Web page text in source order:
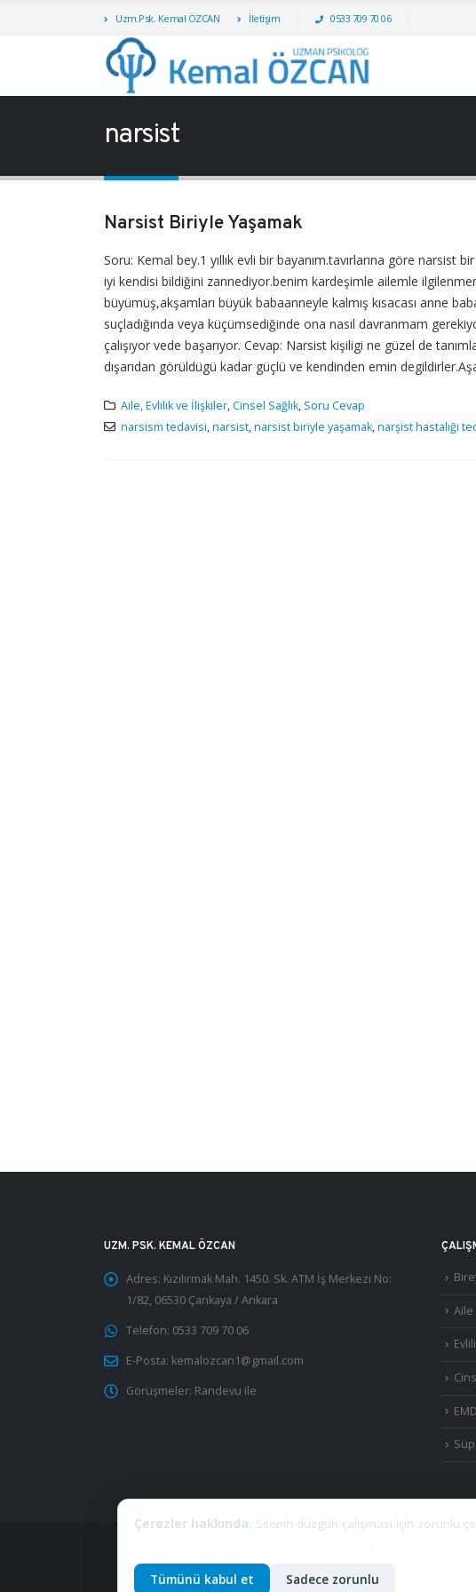
Uzm.Psk. Kemal ÖZCAN İletişim 0533 709 70 06
narsist
Narsist Biriyle Yaşamak
Soru: Kemal bey.1 yıllık evli bir bayanım.tavırlarına göre narsist
iyi kendisi bildiğini zannediyor.benim kardeşimle ailemle
büyümüş,akşamları büyük babaanneyle kalmış kısacası anne
suçladığında veya küçümsediğinde ona nasıl davranmam
çalışıyor vede başarıyor. Cevap: Narsist kişiligi ne güzel de
dışarıdan görüldügü kadar güçlü ve kendinden emin
Aile, Evlilik ve İlişkiler,Cinsel Sağlık, Soru Cevap
narsism tedavisi,narsist,narsist biriyle yaşamak,narşist hastalığı
UZM. PSK. KEMAL ÖZCAN
Adres: Kızılırmak Mah. 1450. Sk. ATM İş Merkezi No:
1/82, 06530 Çankaya / Ankara
Telefon: 0533 709 70 06
E-Posta: kemalozcan1@gmail.com
Görüşmeler: Randevu ile
Aile
Çerezler hakkında. Sitenin düzgün çalışması için zorunlu
.
Tümünü kabul et Sadece zorunlu